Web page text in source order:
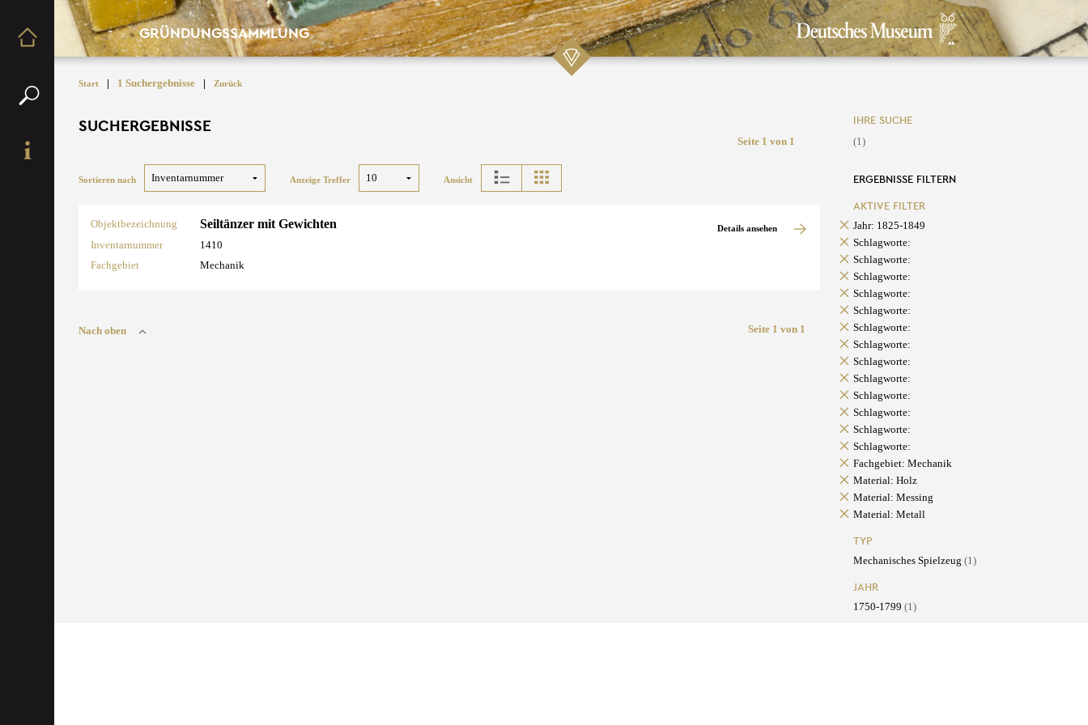
GRÜNDUNGSSAMMLUNG
Start | 1 Suchergebnisse | Zurück
SUCHERGEBNISSE
Seite 1 von 1
Sortieren nach Anzeige Treffer Ansicht
Objektbezeichnung Seiltänzer mit Gewichten
Inventarnummer
1410
Fachgebiet
Mechanik
Details ansehen
Nach oben Seite 1 von 1
IHRE SUCHE
(1)
ERGEBNISSE FILTERN
AKTIVE FILTER
Jahr: 1825-1849
Schlagworte:
Schlagworte:
Schlagworte:
Schlagworte:
Schlagworte:
Schlagworte:
Schlagworte:
Schlagworte:
Schlagworte:
Schlagworte:
Schlagworte:
Schlagworte:
Schlagworte:
Fachgebiet: Mechanik
Material: Holz
Material: Messing
Material: Metall
TYP
Mechanisches Spielzeug (1)
JAHR
1750-1799 (1)